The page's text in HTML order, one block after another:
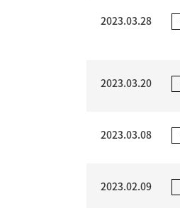
2023.03.28
2023.03.20
2023.03.08
2023.02.09